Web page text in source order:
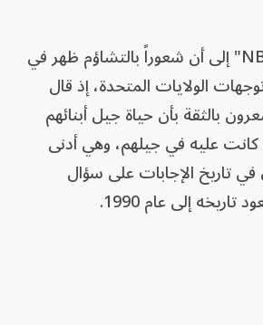
ولفتت "NBC News" إلى أن شعوراً بالتشاؤم ظهر في
الولايات المتحدة، إذ قال
بالثقة بأن حياة جيل أبنائهم
عليه في جيلهم، وهي أدنى
تاريخ الإجابات على سؤال
إلى عام 1990.